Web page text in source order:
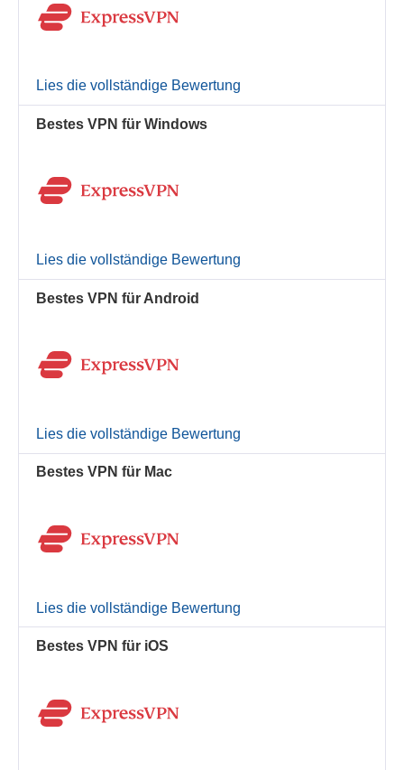
Lies die vollständige Bewertung
Bestes VPN für Windows
Lies die vollständige Bewertung
Bestes VPN für Android
Lies die vollständige Bewertung
Bestes VPN für Mac
Lies die vollständige Bewertung
Bestes VPN für iOS